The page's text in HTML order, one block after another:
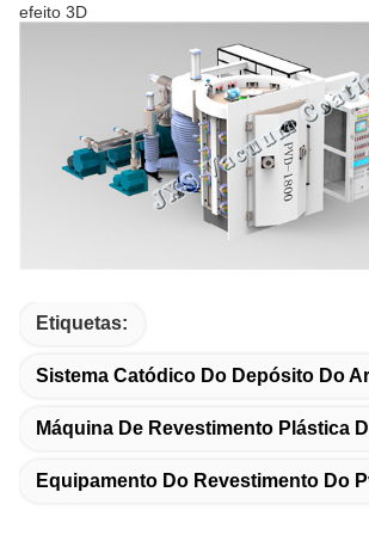
efeito 3D
Etiquetas:
Sistema Catódico Do Depósito Do
Máquina De Revestimento Plástica
Equipamento Do Revestimento Do